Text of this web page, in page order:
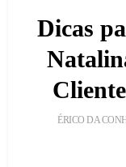
Dicas
ÉRICO DA